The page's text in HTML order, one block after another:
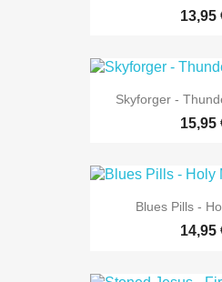
13,95
Skyforger -
15,95
Blues Pills -
14,95